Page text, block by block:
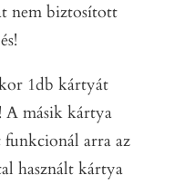
nem biztosított
1db kártyát
A másik kártya
arra az
használt kártya